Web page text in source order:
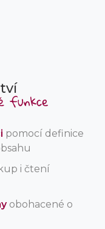
pomocí definice
i čtení
obohacené o